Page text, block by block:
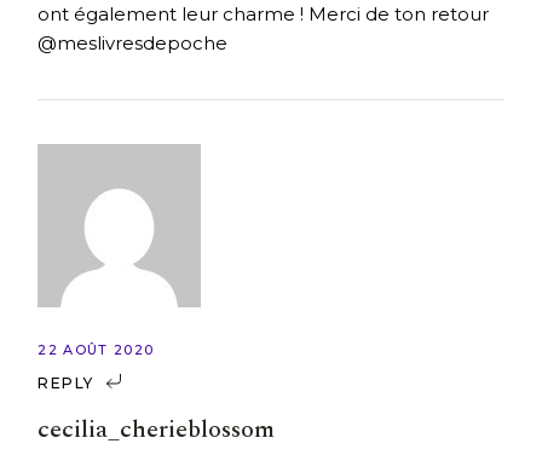
ont également leur charme ! Merci de ton retour
@meslivresdepoche
22 AOÛT 2020
REPLY
cecilia_cherieblossom